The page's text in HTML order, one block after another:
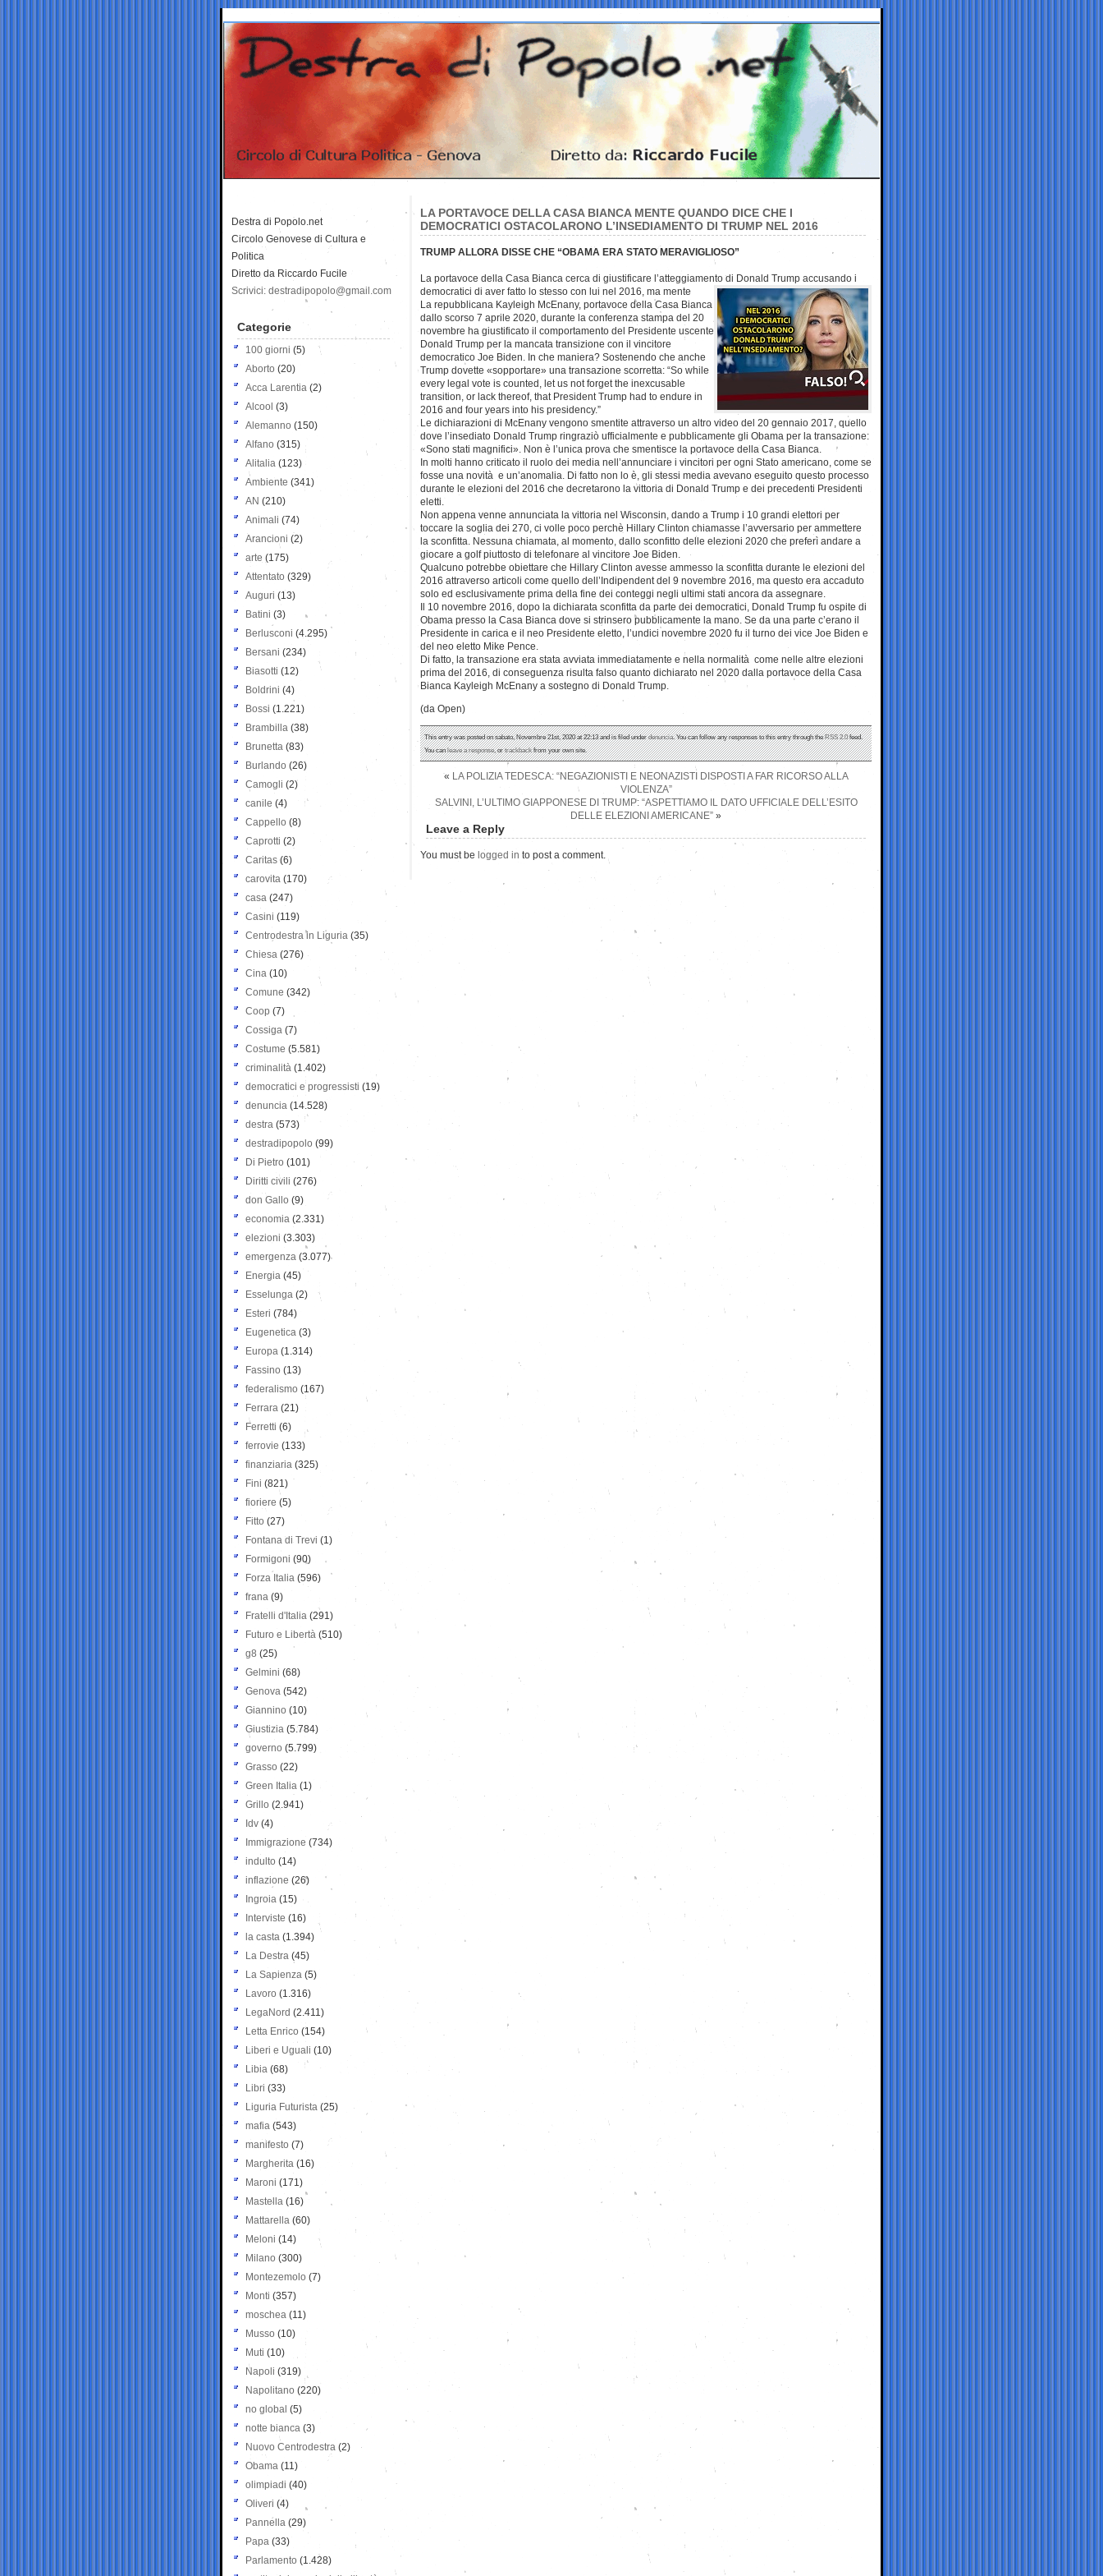
LA PORTAVOCE DELLA CASA BIANCA MENTE QUANDO DICE CHE I
DEMOCRATICI OSTACOLARONO L’INSEDIAMENTO DI TRUMP NEL 2016
TRUMP ALLORA DISSE CHE “OBAMA ERA STATO MERAVIGLIOSO”
La portavoce della Casa Bianca cerca di giustificare l’atteggiamento di Donald Trump accusando i
democratici di aver fatto lo stesso con lui nel 2016, ma mente
La repubblicana Kayleigh McEnany, portavoce della Casa Bianca
dallo scorso 7 aprile 2020, durante la conferenza stampa del 20
novembre ha giustificato il comportamento del Presidente uscente
Donald Trump per la mancata transizione con il vincitore
democratico Joe Biden. In che maniera? Sostenendo che anche
Trump dovette «sopportare» una transazione scorretta: “So while
every legal vote is counted, let us not forget the inexcusable
transition, or lack thereof, that President Trump had to endure in
2016 and four years into his presidency.”
Le dichiarazioni di McEnany vengono smentite attraverso un altro video del 20 gennaio 2017, quello
dove l’insediato Donald Trump ringraziò ufficialmente e pubblicamente gli Obama per la transazione:
«Sono stati magnifici». Non è l’unica prova che smentisce la portavoce della Casa Bianca.
In molti hanno criticato il ruolo dei media nell’annunciare i vincitori per ogni Stato americano, come se
fosse una novità e un’anomalia. Di fatto non lo è, gli stessi media avevano eseguito questo processo
durante le elezioni del 2016 che decretarono la vittoria di Donald Trump e dei precedenti Presidenti
eletti.
Non appena venne annunciata la vittoria nel Wisconsin, dando a Trump i 10 grandi elettori per
toccare la soglia dei 270, ci volle poco perchè Hillary Clinton chiamasse l’avversario per ammettere
la sconfitta. Nessuna chiamata, al momento, dallo sconfitto delle elezioni 2020 che preferì andare a
giocare a golf piuttosto di telefonare al vincitore Joe Biden.
Qualcuno potrebbe obiettare che Hillary Clinton avesse ammesso la sconfitta durante le elezioni del
2016 attraverso articoli come quello dell’Indipendent del 9 novembre 2016, ma questo era accaduto
solo ed esclusivamente prima della fine dei conteggi negli ultimi stati ancora da assegnare.
Il 10 novembre 2016, dopo la dichiarata sconfitta da parte dei democratici, Donald Trump fu ospite di
Obama presso la Casa Bianca dove si strinsero pubblicamente la mano. Se da una parte c’erano il
Presidente in carica e il neo Presidente eletto, l’undici novembre 2020 fu il turno dei vice Joe Biden e
del neo eletto Mike Pence.
Di fatto, la transazione era stata avviata immediatamente e nella normalità come nelle altre elezioni
prima del 2016, di conseguenza risulta falso quanto dichiarato nel 2020 dalla portavoce della Casa
Bianca Kayleigh McEnany a sostegno di Donald Trump.
(da Open)
This entry was posted on sabato, Novembre 21st, 2020 at 22:13 and is filed underdenuncia. You can follow any responses to this entry through theRSS 2.0feed.
You canleave a response, ortrackbackfrom your own site.
« LA POLIZIA TEDESCA: “NEGAZIONISTI E NEONAZISTI DISPOSTI A FAR RICORSO ALLA
VIOLENZA”
SALVINI, L’ULTIMO GIAPPONESE DI TRUMP: “ASPETTIAMO IL DATO UFFICIALE DELL’ESITO
DELLE ELEZIONI AMERICANE” »
Leave a Reply
You must be logged in to post a comment.
Destra di Popolo.net
Circolo Genovese di Cultura e
Politica
Diretto da Riccardo Fucile
Scrivici: destradipopolo@gmail.com
Categorie
100 giorni (5)
Aborto (20)
Acca Larentia (2)
Alcool (3)
Alemanno (150)
Alfano (315)
Alitalia (123)
Ambiente (341)
AN (210)
Animali (74)
Arancioni (2)
arte (175)
Attentato (329)
Auguri (13)
Batini (3)
Berlusconi (4.295)
Bersani (234)
Biasotti (12)
Boldrini (4)
Bossi (1.221)
Brambilla (38)
Brunetta (83)
Burlando (26)
Camogli (2)
canile (4)
Cappello (8)
Caprotti (2)
Caritas (6)
carovita (170)
casa (247)
Casini (119)
Centrodestra in Liguria (35)
Chiesa (276)
Cina (10)
Comune (342)
Coop (7)
Cossiga (7)
Costume (5.581)
criminalità (1.402)
democratici e progressisti (19)
denuncia (14.528)
destra (573)
destradipopolo (99)
Di Pietro (101)
Diritti civili (276)
don Gallo (9)
economia (2.331)
elezioni (3.303)
emergenza (3.077)
Energia (45)
Esselunga (2)
Esteri (784)
Eugenetica (3)
Europa (1.314)
Fassino (13)
federalismo (167)
Ferrara (21)
Ferretti (6)
ferrovie (133)
finanziaria (325)
Fini (821)
fioriere (5)
Fitto (27)
Fontana di Trevi (1)
Formigoni (90)
Forza Italia (596)
frana (9)
Fratelli d'Italia (291)
Futuro e Libertà (510)
g8 (25)
Gelmini (68)
Genova (542)
Giannino (10)
Giustizia (5.784)
governo (5.799)
Grasso (22)
Green Italia (1)
Grillo (2.941)
Idv (4)
Immigrazione (734)
indulto (14)
inflazione (26)
Ingroia (15)
Interviste (16)
la casta (1.394)
La Destra (45)
La Sapienza (5)
Lavoro (1.316)
LegaNord (2.411)
Letta Enrico (154)
Liberi e Uguali (10)
Libia (68)
Libri (33)
Liguria Futurista (25)
mafia (543)
manifesto (7)
Margherita (16)
Maroni (171)
Mastella (16)
Mattarella (60)
Meloni (14)
Milano (300)
Montezemolo (7)
Monti (357)
moschea (11)
Musso (10)
Muti (10)
Napoli (319)
Napolitano (220)
no global (5)
notte bianca (3)
Nuovo Centrodestra (2)
Obama (11)
olimpiadi (40)
Oliveri (4)
Pannella (29)
Papa (33)
Parlamento (1.428)